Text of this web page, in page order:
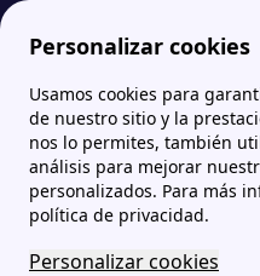
Personalizar cookies
Usamos cookies para
de nuestro sitio y la
nos lo permites, también
análisis para mejorar
personalizados. Para más
política de privacidad.
Personalizar cookies
Zona Internet Jazztel
El ADSL de
[intro
para conectarse a